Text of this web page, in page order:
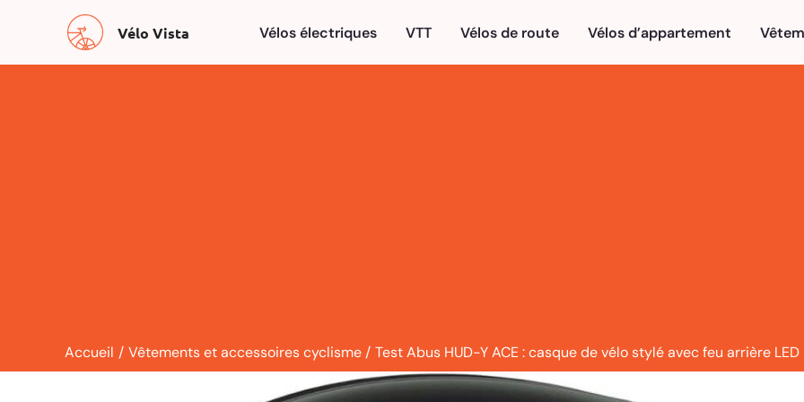
contenu
Vélo Vista Vélos électriques VTT Vélos de route Vélos d’appartement
Accueil Vêtements et accessoires cyclisme Test Abus HUD-Y ACE : casque de vélo stylé avec feu arrière LED